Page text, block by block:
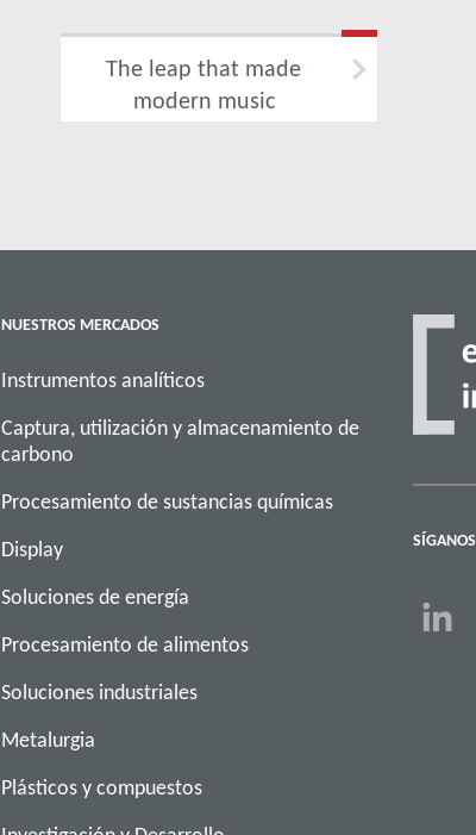
The leap that made
modern music
NUESTROS MERCADOS
Instrumentos analíticos
Captura, utilización y almacenamiento de
carbono
Procesamiento de sustancias químicas
Display
Soluciones de energía
Procesamiento de alimentos
Soluciones industriales
Metalurgia
Plásticos y compuestos
SÍGANOS